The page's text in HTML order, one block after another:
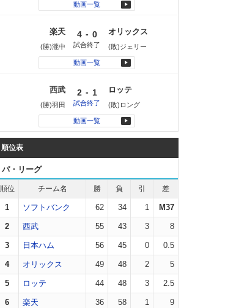
動画一覧
楽天
(勝)瀧中
4 - 0
試合終了
オリックス
(敗)ジェリー
動画一覧
西武
(勝)羽田
2 - 1
試合終了
ロッテ
(敗)ロング
動画一覧
順位表
パ・リーグ
順位 チーム名 勝 負 引 差
1 ソフトバンク 62 34 1 M37
2 西武 55 43 3 8
3 日本ハム 56 45 0 0.5
4 オリックス 49 48 2 5
5 ロッテ 44 48 3 2.5
6 楽天 36 58 1 9